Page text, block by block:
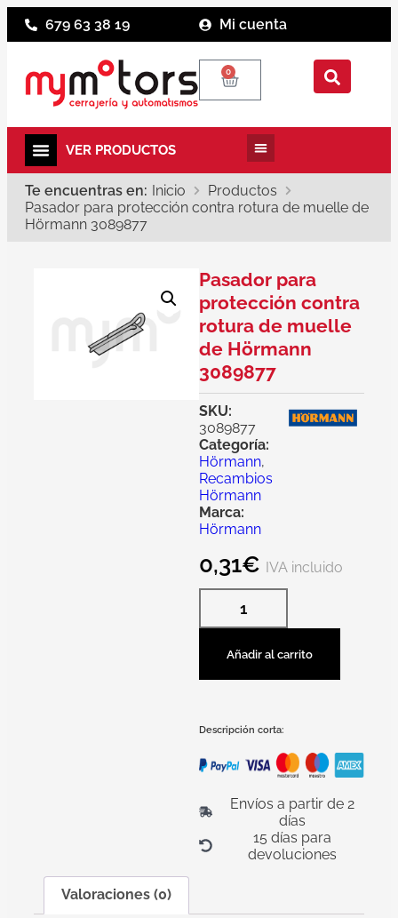
679 63 38 19 Mi cuenta
0
Te encuentras en: Inicio
Productos
Pasador para protección contra rotura de muelle de
Hörmann 3089877
Pasador para
protección contra
rotura de muelle
de Hörmann
3089877
SKU:
3089877
Categoría:
Hörmann,
Recambios
Hörmann
Marca:
Hörmann
0,31€ IVA incluido
Añadir al carrito
Descripción corta:
Envíos a partir de 2
días
15 días para
devoluciones
Valoraciones (0)